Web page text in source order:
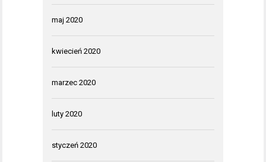
maj 2020
kwiecień 2020
marzec 2020
luty 2020
styczeń 2020